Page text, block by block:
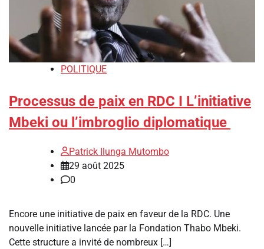
POLITIQUE
Processus de paix en RDC I L’initiative
Mbeki ou l’imbroglio diplomatique
Patrick Ilunga Mutombo
29 août 2025
0
Encore une initiative de paix en faveur de la RDC. Une
nouvelle initiative lancée par la Fondation Thabo Mbeki.
Cette structure a invité de nombreux […]